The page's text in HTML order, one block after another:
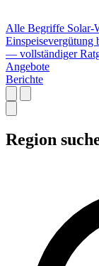
Alle Begriffe Solar-
Einspeisevergütung
— vollständiger
Angebote
Berichte
Region